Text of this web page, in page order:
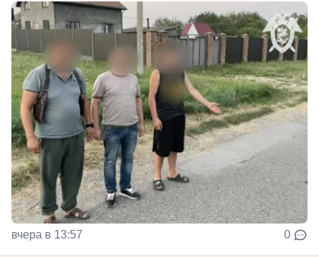
вчера в 13:57 0